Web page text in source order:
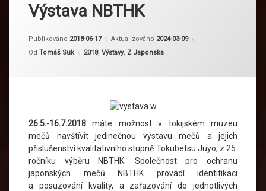
Výstava NBTHK
Publikováno 2018-06-17 Aktualizováno 2024-03-09
Od Tomáš Suk Kategorie:
2018, Výstavy, Z Japonska
26.5.-16.7.2018 máte možnost v tokijském muzeu
mečů navštívit jedinečnou výstavu mečů a jejich
příslušenství kvalitativního stupně Tokubetsu Juyo, z 25.
ročníku výběru NBTHK. Společnost pro ochranu
japonských mečů NBTHK provádí identifikaci
a posuzování kvality, a zařazování do jednotlivých